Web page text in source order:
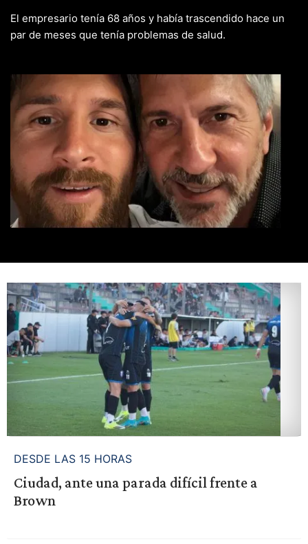
El empresario tenía 68 años y había trascendido hace un
par de meses que tenía problemas de salud.
DESDE LAS 15 HORAS
Ciudad, ante una parada difícil frente a
Brown